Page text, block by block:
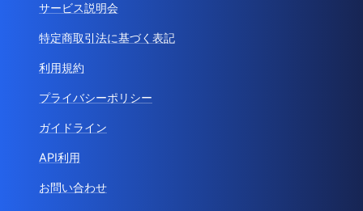
サービス説明会
特定商取引法に基づく表記
利用規約
プライバシーポリシー
ガイドライン
API利用
お問い合わせ